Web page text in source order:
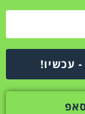
עכשיו!